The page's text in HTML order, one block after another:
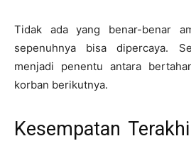
Tidak ada yang benar-benar
sepenuhnya bisa dipercaya.
menjadi penentu antara
korban berikutnya.
Kesempatan